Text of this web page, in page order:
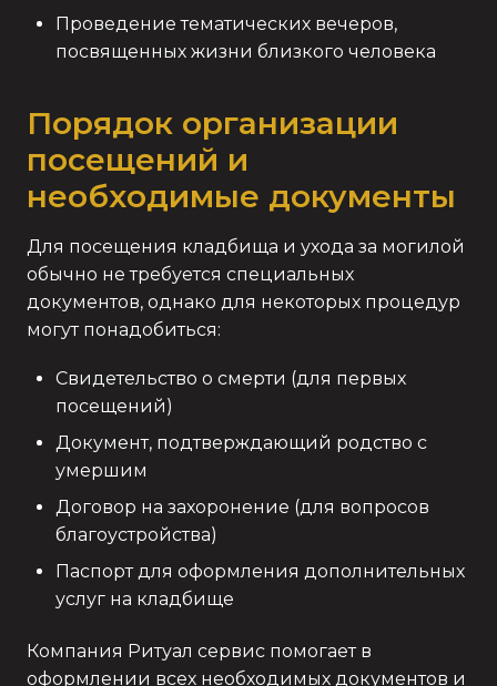
Проведение тематических вечеров,
посвященных жизни близкого человека
Порядок организации
посещений и
необходимые документы
Для посещения кладбища и ухода за могилой
обычно не требуется специальных
документов, однако для некоторых процедур
могут понадобиться:
Свидетельство о смерти (для первых
посещений)
Документ, подтверждающий родство с
умершим
Договор на захоронение (для вопросов
благоустройства)
Паспорт для оформления дополнительных
услуг на кладбище
Компания Ритуал сервис помогает в
оформлении всех необходимых документов и